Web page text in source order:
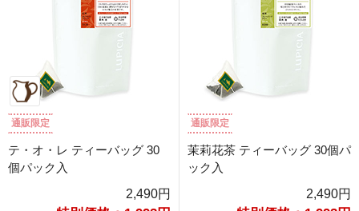
通販限定
テ・オ・レ ティーバッグ 30
個パック入
2,490円
通販限定
茉莉花茶 ティーバッグ 30個パ
ック入
2,490円